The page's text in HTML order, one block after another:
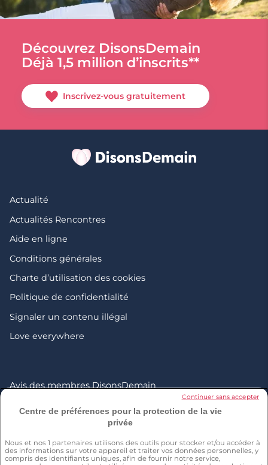
Découvrez DisonsDemain
Déjà 1,5 million d’inscrits**
Inscrivez-vous gratuitement
Actualité
Actualités Rencontres
Aide en ligne
Conditions générales
Charte d’utilisation des cookies
Politique de confidentialité
Signaler un contenu illégal
Love everywhere
Avis des membres DisonsDemain
Application de rencontre 50 ans et +
Rencontre femme senior
Centre de préférences pour la protection de la vie
privée
Nous et nos 1 partenaires utilisons des outils pour stocker et/ou accéder à
des informations sur votre appareil et traiter vos données personnelles, y
compris des identifiants uniques, afin de fournir notre service,
Continuer sans accepter